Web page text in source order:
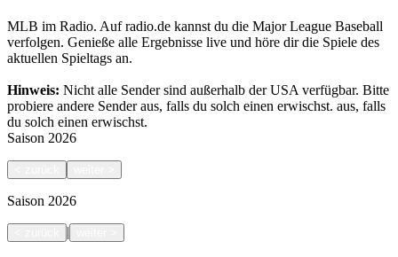
MLB im Radio. Auf radio.de kannst du die Major League Baseball
verfolgen. Genieße alle Ergebnisse live und höre dir die Spiele des
aktuellen Spieltags an.
Hinweis: Nicht alle Sender sind außerhalb der USA verfügbar. Bitte
probiere andere Sender aus, falls du solch einen erwischst. aus, falls
du solch einen erwischst.
Saison 2026
Saison 2026
|